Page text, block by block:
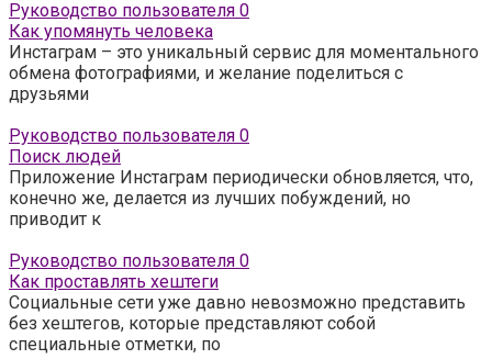
Руководство пользователя 0
Как упомянуть человека
Инстаграм – это уникальный сервис для моментального
обмена фотографиями, и желание поделиться с
друзьями
Руководство пользователя 0
Поиск людей
Приложение Инстаграм периодически обновляется, что,
конечно же, делается из лучших побуждений, но
приводит к
Руководство пользователя 0
Как проставлять хештеги
Социальные сети уже давно невозможно представить
без хештегов, которые представляют собой
специальные отметки, по